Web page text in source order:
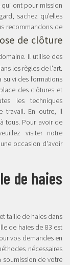
ont pour mission
sachez qu'elles
recommandons de
de clôture
Il utilise des
les règles de l'art.
suivi des formations
des clôtures et
les techniques
travail. En outre, il
tous. Pour avoir de
visiter notre
occasion d'avoir
de haies
taille de haies dans
de haies de 83 est
vos demandes en
nécessaires
soumission de votre